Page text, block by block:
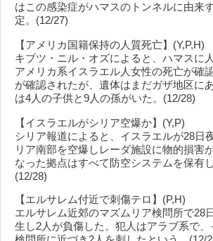
はこの感染症がハマスのトンネルに由来
定。(12/27)
【アメリカ国籍保持の人質死亡】(Y,P,H)
キブツ・ニル・オズによると、ハマスに
アメリカ系イスラエル人女性の死亡が確
が確認されたが、遺体はまだガザ地区に
は4人の子供と9人の孫がいた。(12/28)
【イスラエルがシリア空爆か】(Y,P)
シリア報道によると、イスラエルが28日
リア南部を空爆しレーダ施設に物的損害
なった拠点はすべて防空システムを保有
(12/28)
【エルサレム付近で刺傷テロ】(P,H)
エルサレム近郊のマズムリア検問所で28
生し2人が負傷した。犯人はアラブ系で